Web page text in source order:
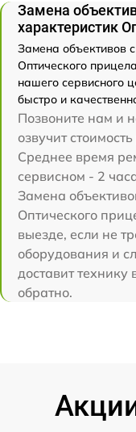
Замена
характеристик
Замена объективов
Оптического
нашего сервисного
быстро и
Позвоните нам и
озвучит
Среднее время
сервисном - 2
Замена
Оптического
выезде, если не
оборудования и
доставит
обратно.